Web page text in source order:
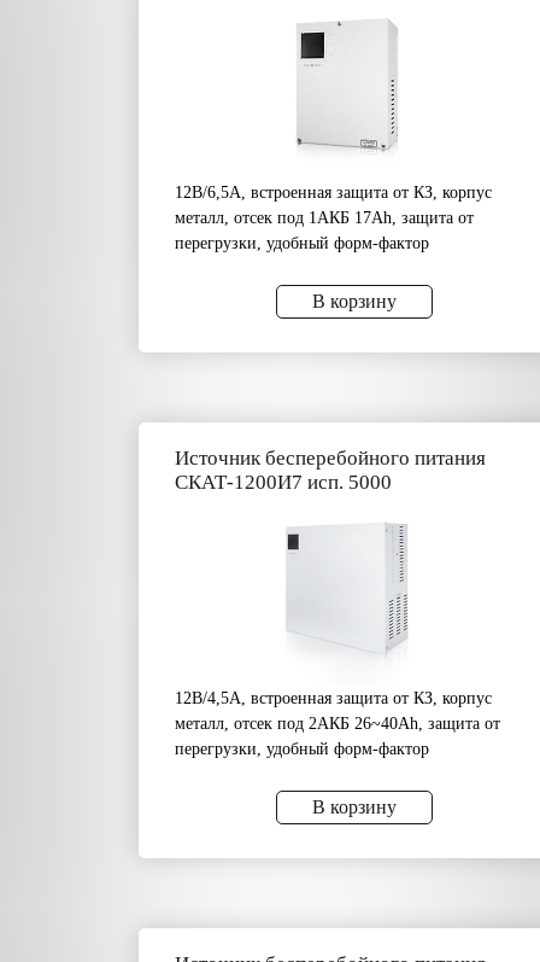
12В/6,5А, встроенная защита от КЗ, корпус
металл, отсек под 1АКБ 17Аh, защита от
перегрузки, удобный форм-фактор
В корзину
Источник бесперебойного питания
СКАТ-1200И7 исп. 5000
12В/4,5А, встроенная защита от КЗ, корпус
металл, отсек под 2АКБ 26~40Аh, защита от
перегрузки, удобный форм-фактор
В корзину